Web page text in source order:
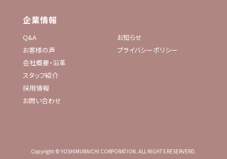
企業情報
Q&A
お客様の声
会社概要・沿革
スタッフ紹介
採用情報
お問い合わせ
お知らせ
プライバシーポリシー
Copyright © YOSHIMURAICHI CORPORATION. ALL RIGHTS RESERVERD.